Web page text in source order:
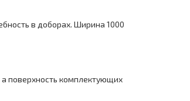
в доборах. Ширина 1000
поверхность комплектующих